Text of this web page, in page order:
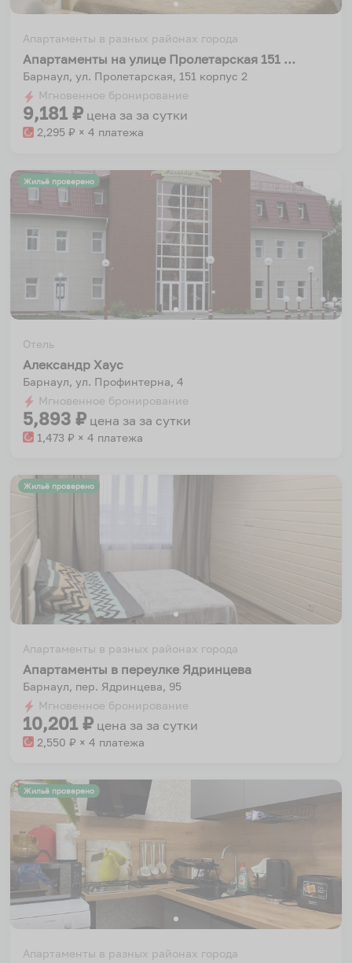
Апартаменты в разных районах города
Апартаменты на улице Пролетарская 151 корпус 2
Барнаул, ул. Пролетарская, 151 корпус 2
Мгновенное бронирование
9,181 ₽ цена за за сутки
2,295 ₽ × 4 платежа
Жильё проверено
Отель
Александр Хаус
Барнаул, ул. Профинтерна, 4
Мгновенное бронирование
5,893 ₽ цена за за сутки
1,473 ₽ × 4 платежа
Жильё проверено
Апартаменты в разных районах города
Апартаменты в переулке Ядринцева
Барнаул, пер. Ядринцева, 95
Мгновенное бронирование
10,201 ₽ цена за за сутки
2,550 ₽ × 4 платежа
Жильё проверено
Апартаменты в разных районах города